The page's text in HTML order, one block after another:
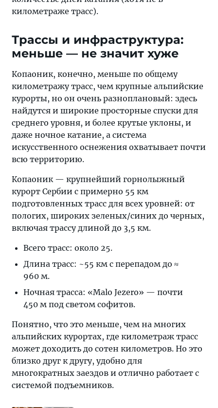
километраже трасс).
Трассы и инфраструктура:
меньше — не значит хуже
Копаоник, конечно, меньше по общему
километражу трасс, чем крупные альпийские
курорты, но он очень разноплановый: здесь
найдутся и широкие просторные спуски для
среднего уровня, и более крутые уклоны, и
даже ночное катание, а система
искусственного оснежения охватывает почти
всю территорию.
Копаоник — крупнейший горнолыжный
курорт Сербии с примерно 55 км
подготовленных трасс для всех уровней: от
пологих, широких зеленых/синих до черных,
включая трассу длиной до 3,5 км.
Всего трасс: около 25.
Длина трасс: ~55 км с перепадом до ≈
960 м.
Ночная трасса: «Malo Jezero» — почти
450 м под светом софитов.
Понятно, что это меньше, чем на многих
альпийских курортах, где километраж трасс
может доходить до сотен километров. Но это
близко друг к другу, удобно для
многократных заездов и отлично работает с
системой подъемников.